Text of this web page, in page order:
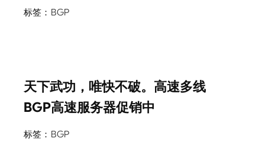
标签： BGP
天下武功，唯快不破。高速多线
BGP高速服务器促销中
标签： BGP